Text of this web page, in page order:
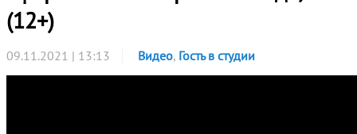
(12+)
09.11.2021 | 13:13 Видео, Гость в студии